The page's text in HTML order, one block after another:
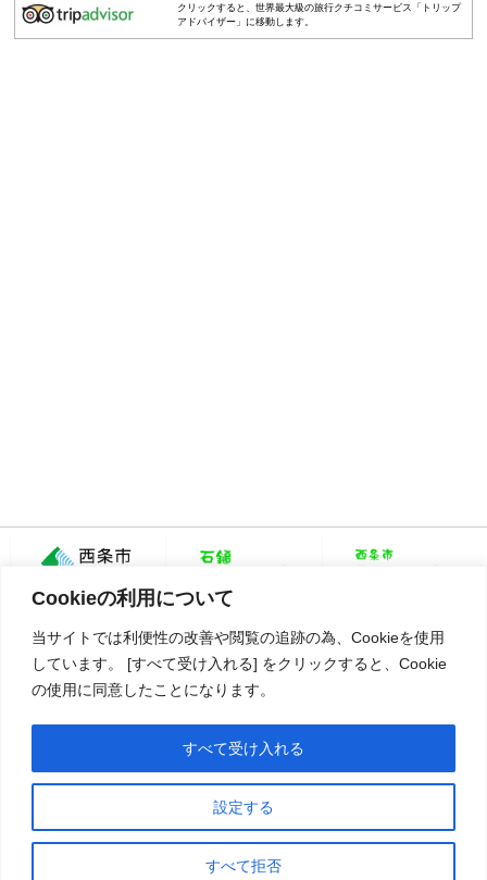
Cookieの利用について
当サイトでは利便性の改善や閲覧の追跡の為、Cookieを使用
しています。 [すべて受け入れる] をクリックすると、Cookie
の使用に同意したことになります。
設定する
すべて拒否
すべて受け入れる
クリックすると、世界最大級の旅行クチコミサービス「トリップ
アドバイザー」に移動します。
TEL：0897-56-2605
Copyright©2018 いまどき西条 一般社団法人 西条市観光物産協会 All rights reserved.